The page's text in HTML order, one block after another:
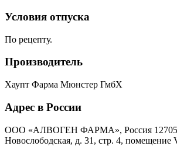
Условия отпуска
По рецепту.
Производитель
Хаупт Фарма Мюнстер ГмбХ
Адрес в России
ООО «АЛВОГЕН ФАРМА», Россия
Новослободская, д. 31, стр. 4, помещение